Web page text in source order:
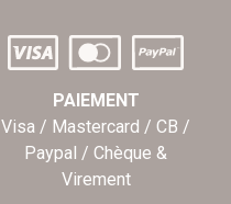
PAIEMENT
Visa / Mastercard / CB /
Paypal / Chèque &
Virement